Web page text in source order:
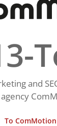
and
agency
To ComMotion